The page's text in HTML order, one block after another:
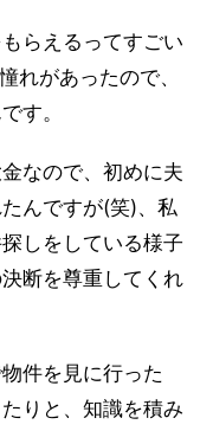
らえるってすごい
れがあったので、
す。
なので、初めに夫
んですが(笑)、私
しをしている様子
断を尊重してくれ
件を見に行った
りと、知識を積み